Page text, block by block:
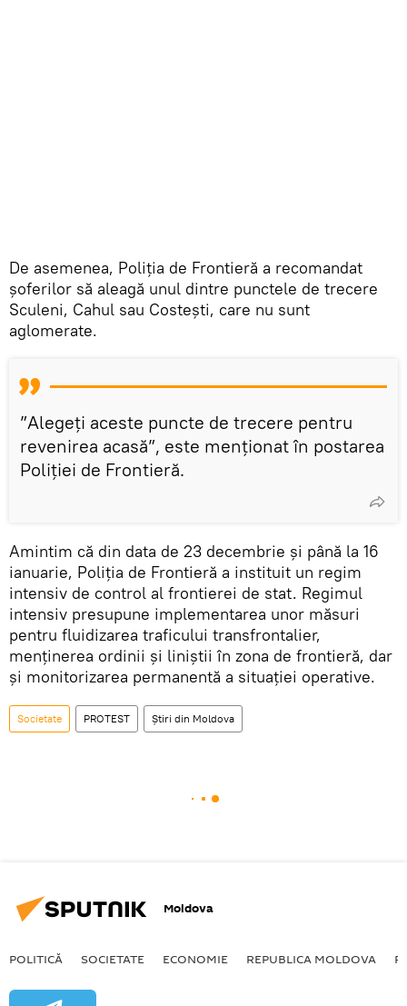
De asemenea, Poliția de Frontieră a recomandat
șoferilor să aleagă unul dintre punctele de trecere
Sculeni, Cahul sau Costești, care nu sunt
aglomerate.
”Alegeți aceste puncte de trecere pentru
revenirea acasă”, este menționat în postarea
Poliției de Frontieră.
Amintim că din data de 23 decembrie și până la 16
ianuarie, Poliția de Frontieră a instituit un regim
intensiv de control al frontierei de stat. Regimul
intensiv presupune implementarea unor măsuri
pentru fluidizarea traficului transfrontalier,
menținerea ordinii și liniștii în zona de frontieră, dar
și monitorizarea permanentă a situației operative.
Societate PROTEST Știri din Moldova
Moldova
POLITICĂ SOCIETATE ECONOMIE REPUBLICA MOLDOVA